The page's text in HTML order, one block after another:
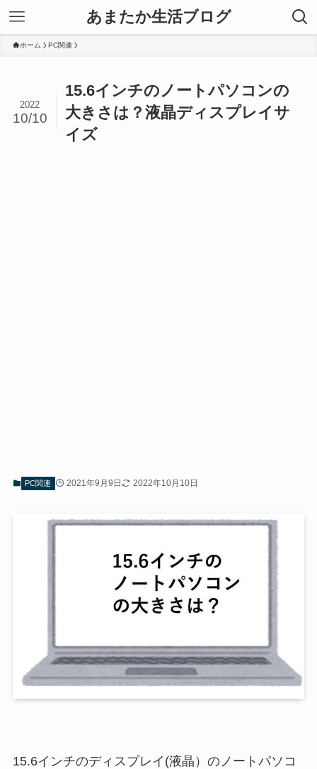
あまたか生活ブログ
ホーム PC関連
15.6インチのノートパソコンの
大きさは？液晶ディスプレイサ
イズ
2022
10/10
PC関連 2021年9月9日 2022年10月10日
15.6インチのディスプレイ(液晶）のノートパソコ